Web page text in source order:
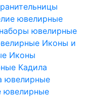
ювелирные
ювелирные
Иконы и
Иконы
Кадила
ювелирные
ювелирные